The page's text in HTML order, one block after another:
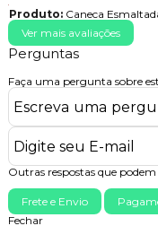
Produto:Caneca
Ver mais avaliações
Perguntas
Faça uma pergunta sobre
Outras respostas que
Frete e Envio
Fechar